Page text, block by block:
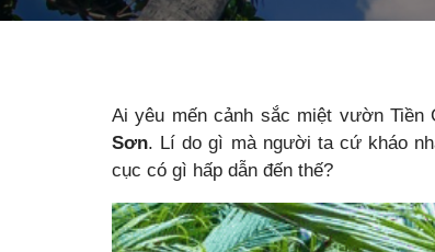
Ai yêu mến cảnh sắc miệt vườn Tiền
Sơn. Lí do gì mà người ta cứ kháo
cục có gì hấp dẫn đến thế?